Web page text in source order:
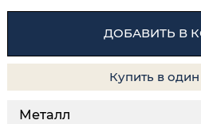
ДОБАВИТЬ В
Купить в
Металл